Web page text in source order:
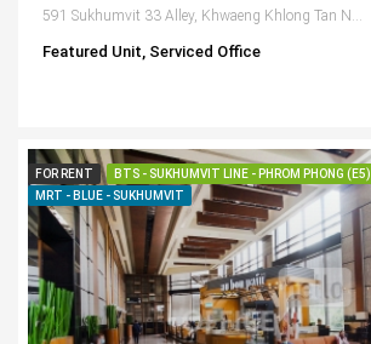
591 Sukhumvit 33 Alley, Khwaeng Khlong Tan Nuea, Khet Watthana, Krung Thep Maha Nakhon 10110, Thailand
Featured Unit, Serviced Office
FOR RENT
BTS - SUKHUMVIT LINE - PHROM PHONG (E5)
MRT - BLUE - SUKHUMVIT